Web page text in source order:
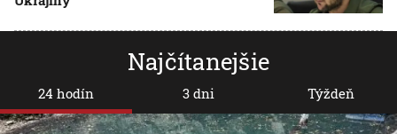
Najčítanejšie
24 hodín 3 dni Týždeň